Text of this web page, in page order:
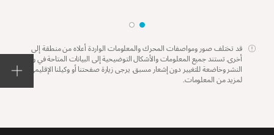
قد تختلف صور ومواصفات المحرك والمعلومات الواردة أعلاه من منطقة إلى
أخرى. تستند جميع المعلومات والأشكال التوضيحية إلى البيانات المتاحة في وقت
النشر وخاضعة للتغيير دون إشعار مسبق. يرجى زيارة صفحتنا أو وكيلنا الإقليمي
لمزيد من المعلومات.